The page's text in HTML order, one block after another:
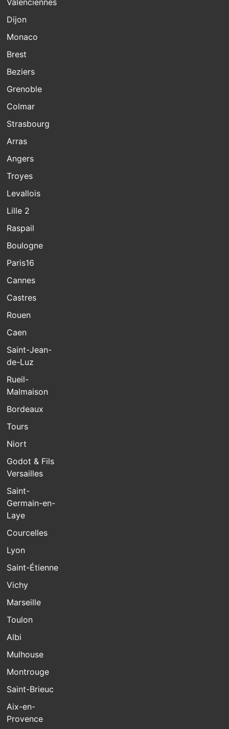
Valenciennes
Dijon
Monaco
Brest
Beziers
Grenoble
Colmar
Strasbourg
Arras
Angers
Troyes
Levallois
Lille 2
Raspail
Boulogne
Paris16
Cannes
Castres
Rouen
Caen
Saint-Jean-
de-Luz
Rueil-
Malmaison
Bordeaux
Tours
Niort
Godot & Fils
Versailles
Saint-
Germain-en-
Laye
Courcelles
Lyon
Saint-Étienne
Vichy
Marseille
Toulon
Albi
Mulhouse
Montrouge
Saint-Brieuc
Aix-en-
Provence